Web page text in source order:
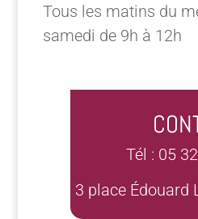
Tous les matins du
samedi de 9h à 12h
Tél : 05
3 place Édouard